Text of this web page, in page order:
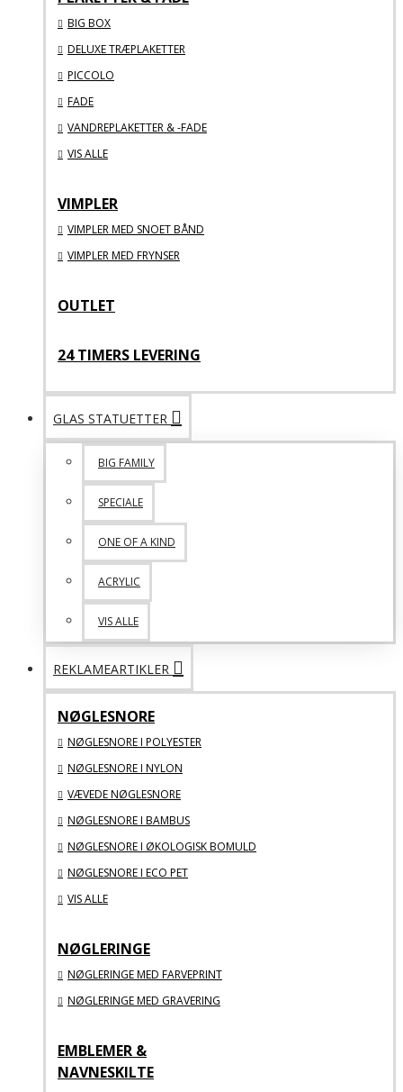
BIG BOX
DELUXE TRÆPLAKETTER
PICCOLO
FADE
VANDREPLAKETTER & -FADE
VIS ALLE
VIMPLER
VIMPLER MED SNOET BÅND
VIMPLER MED FRYNSER
OUTLET
24 TIMERS LEVERING
GLAS STATUETTER
BIG FAMILY
SPECIALE
ONE OF A KIND
ACRYLIC
VIS ALLE
REKLAMEARTIKLER
NØGLESNORE
NØGLESNORE I POLYESTER
NØGLESNORE I NYLON
VÆVEDE NØGLESNORE
NØGLESNORE I BAMBUS
NØGLESNORE I ØKOLOGISK BOMULD
NØGLESNORE I ECO PET
VIS ALLE
NØGLERINGE
NØGLERINGE MED FARVEPRINT
NØGLERINGE MED GRAVERING
EMBLEMER &
NAVNESKILTE